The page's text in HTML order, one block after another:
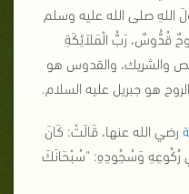
اللهِ صلى الله عليه وسلم
قُدُّوسٌ، رَبُّ الْمَلاَئِكَةِ
والشريك، والقدوس هو
هو جبريل عليه السلام.
رضي الله عنها، قَالَتْ: كَانَ
رُكُوعِهِ وَسُجُودِهِ: "سُبْحَانَكَ